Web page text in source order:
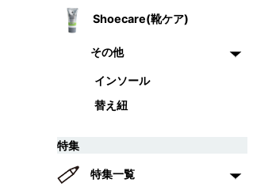
Shoecare(靴ケア)
その他
インソール
替え紐
特集
特集一覧